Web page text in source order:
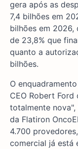
gera após as
7,4 bilhões em
bilhões em 2026,
de 23,8% que
quanto a
bilhões.
O
CEO Robert
totalmente
da Flatiron
4.700
comercial já está